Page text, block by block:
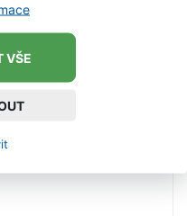
VŠE
nezůstane bez
nástraze
tvar těla je velmi
candáty, nebo
KOŠÍKU